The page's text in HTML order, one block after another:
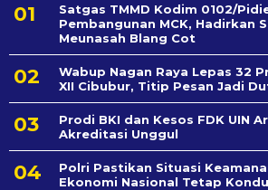
Satgas TMMD Kodim 0102/
Pembangunan MCK, Hadirkan
Meunasah Blang Cot
Wabup Nagan Raya Lepas 32
XII Cibubur, Titip Pesan Jadi
Prodi BKI dan Kesos FDK UIN
Akreditasi Unggul
Polri Pastikan Situasi
Ekonomi Nasional Tetap